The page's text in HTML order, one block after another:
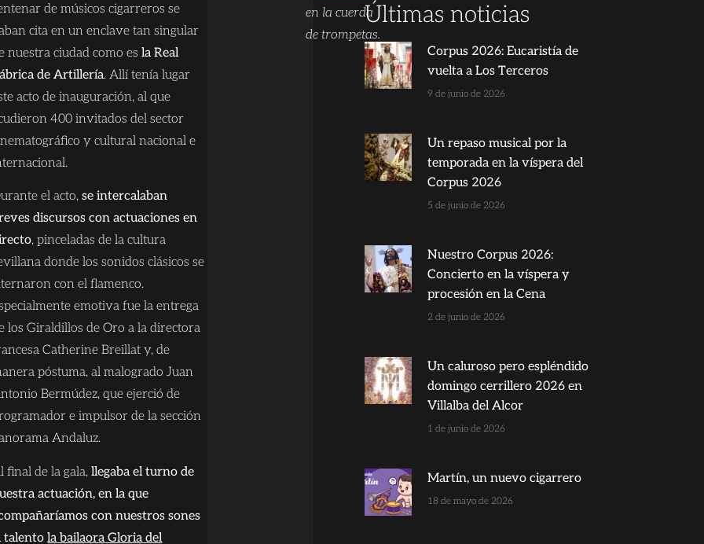
de músicos cigarreros se
cita en un enclave tan singular
nuestra ciudad como esla Real
de Artillería. Allí tenía lugar
acto de inauguración, al que
400 invitados del sector
y cultural nacional e
el acto,se intercalaban
discursos con actuaciones en
, pinceladas de la cultura
donde los sonidos clásicos se
con el flamenco.
emotiva fue la entrega
los Giraldillos de Oro a la directora
Catherine Breillat y, de
póstuma, al malogrado Juan
Bermúdez, que ejerció de
e impulsor de la sección
Andaluz.
final de la gala, llegaba el turno de
actuación, en la que
con nuestros sones
talentola bailaora Gloria del
en la cuerda
de trompetas.
Últimas noticias
Corpus 2026: Eucaristía de
vuelta a Los Terceros
9 de junio de 2026
Un repaso musical por la
temporada en la víspera del
Corpus 2026
5 de junio de 2026
Nuestro Corpus 2026:
Concierto en la víspera y
procesión en la Cena
2 de junio de 2026
Un caluroso pero espléndido
domingo cerrillero 2026 en
Villalba del Alcor
1 de junio de 2026
Martín, un nuevo cigarrero
18 de mayo de 2026